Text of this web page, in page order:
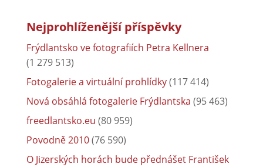
Nejprohlíženější příspěvky
Frýdlantsko ve fotografiích Petra Kellnera
(1 279 513)
Fotogalerie a virtuální prohlídky(117 414)
Nová obsáhlá fotogalerie Frýdlantska (95 463)
freedlantsko.eu (80 959)
Povodně 2010(76 590)
O Jizerských horách bude přednášet František